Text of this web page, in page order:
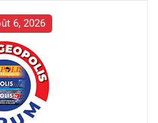
6, 2026